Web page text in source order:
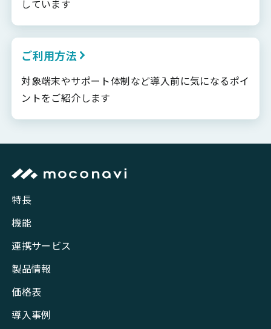
しています
ご利用方法
対象端末やサポート体制など導入前に気になるポイ
ントをご紹介します
特長
機能
連携サービス
製品情報
価格表
導入事例